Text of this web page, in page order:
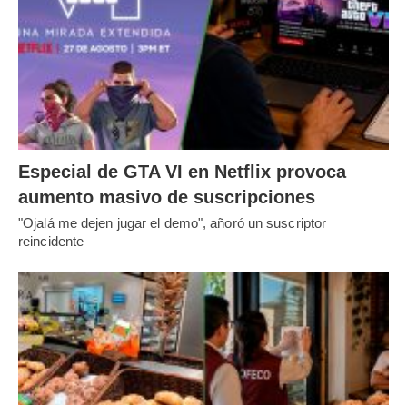
Especial de GTA VI en Netflix provoca
aumento masivo de suscripciones
"Ojalá me dejen jugar el demo", añoró un suscriptor
reincidente